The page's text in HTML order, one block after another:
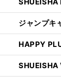
ジャンプキ
HAPPY
SHUEISHA